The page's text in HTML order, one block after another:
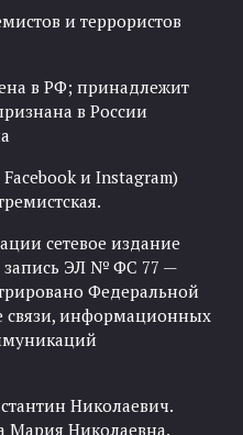
и террористов
в РФ; принадлежит
в России
и Instagram)
сетевое издание
запись ЭЛ № ФС 77 —
Федеральной
связи, информационных
Николаевич.
Мария Николаевна.